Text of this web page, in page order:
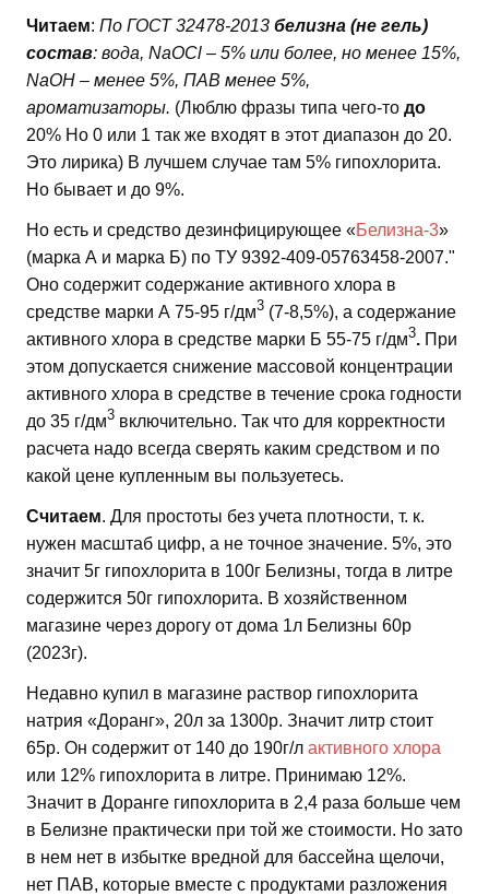
Читаем: По ГОСТ 32478-2013 белизна (не гель)
состав: вода, NaOCl – 5% или более, но менее 15%,
NaOH – менее 5%, ПАВ менее 5%,
ароматизаторы. (Люблю фразы типа чего-то до
20% Но 0 или 1 так же входят в этот диапазон до 20.
Это лирика) В лучшем случае там 5% гипохлорита.
Но бывает и до 9%.
Но есть и средство дезинфицирующее «Белизна-3»
(марка А и марка Б) по ТУ 9392-409-05763458-2007."
Оно содержит содержание активного хлора в
средстве марки А 75-95 г/дм3 (7-8,5%), а содержание
активного хлора в средстве марки Б 55-75 г/дм3. При
этом допускается снижение массовой концентрации
активного хлора в средстве в течение срока годности
до 35 г/дм3 включительно. Так что для корректности
расчета надо всегда сверять каким средством и по
какой цене купленным вы пользуетесь.
Считаем. Для простоты без учета плотности, т. к.
нужен масштаб цифр, а не точное значение. 5%, это
значит 5г гипохлорита в 100г Белизны, тогда в литре
содержится 50г гипохлорита. В хозяйственном
магазине через дорогу от дома 1л Белизны 60р
(2023г).
Недавно купил в магазине раствор гипохлорита
натрия «Доранг», 20л за 1300р. Значит литр стоит
65р. Он содержит от 140 до 190г/л активного хлора
или 12% гипохлорита в литре. Принимаю 12%.
Значит в Доранге гипохлорита в 2,4 раза больше чем
в Белизне практически при той же стоимости. Но зато
в нем нет в избытке вредной для бассейна щелочи,
нет ПАВ, которые вместе с продуктами разложения